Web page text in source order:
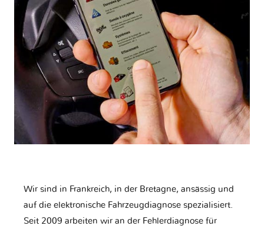
Wir sind in Frankreich, in der Bretagne, ansässig und
auf die elektronische Fahrzeugdiagnose spezialisiert.
Seit 2009 arbeiten wir an der Fehlerdiagnose für